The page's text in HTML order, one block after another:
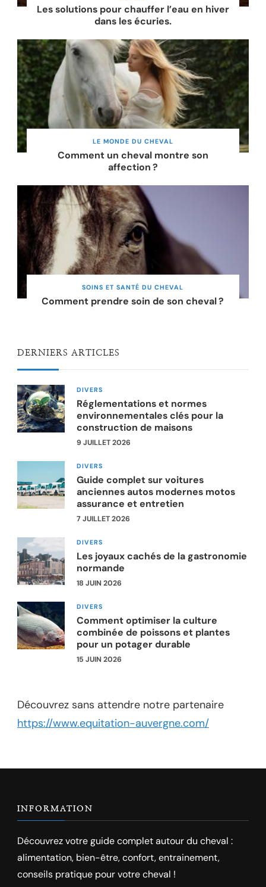
Les solutions pour chauffer l’eau en hiver
dans les écuries.
LE MONDE DU CHEVAL
Comment un cheval montre son
affection ?
SOINS ET SANTÉ DU CHEVAL
Comment prendre soin de son cheval ?
DERNIERS ARTICLES
DIVERS
Réglementations et normes
environnementales clés pour la
construction de maisons
9 JUILLET 2026
DIVERS
Guide complet sur voitures
anciennes autos modernes motos
assurance et entretien
7 JUILLET 2026
DIVERS
Les joyaux cachés de la gastronomie
normande
18 JUIN 2026
DIVERS
Comment optimiser la culture
combinée de poissons et plantes
pour un potager durable
15 JUIN 2026
Découvrez sans attendre notre partenaire
https://www.equitation-auvergne.com/
INFORMATION
Découvrez votre guide complet autour du cheval :
alimentation, bien-être, confort, entrainement,
conseils pratique pour votre cheval !